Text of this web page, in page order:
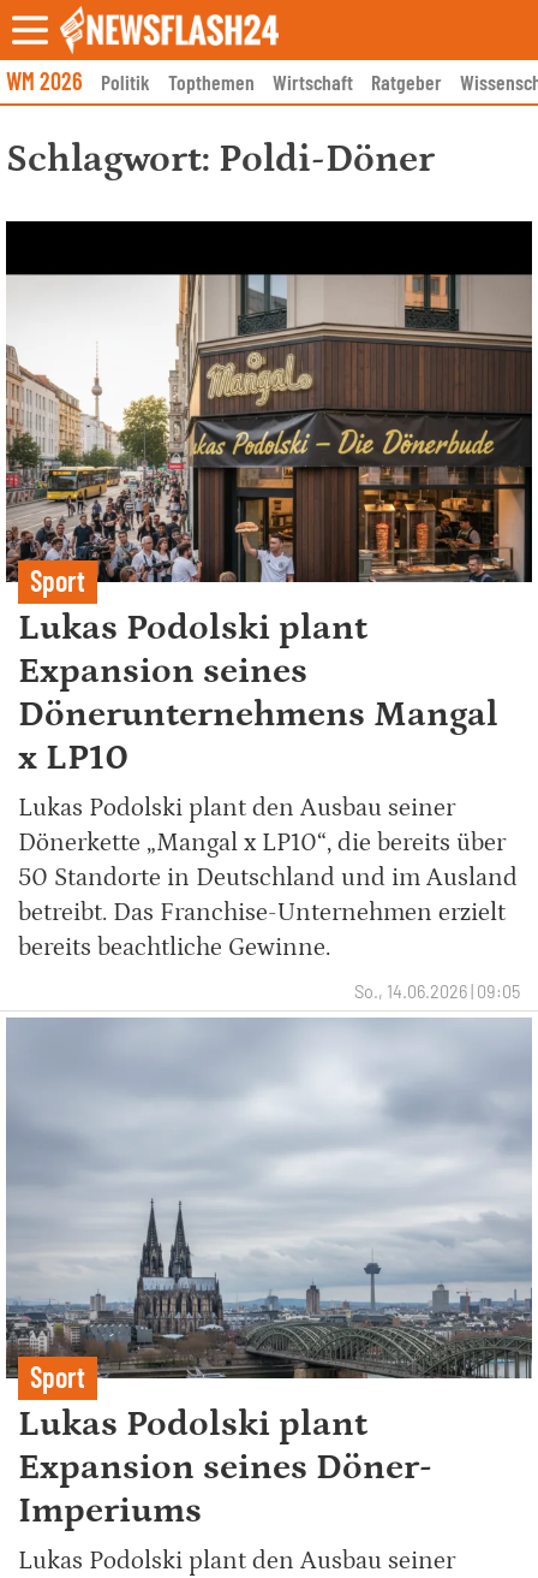
Skip
to
content
WM 2026 Politik Topthemen Wirtschaft Ratgeber
Schlagwort: Poldi-Döner
Sport
Lukas Podolski plant
Expansion seines
Dönerunternehmens Mangal
x LP10
Lukas Podolski plant den Ausbau seiner
Dönerkette „Mangal x LP10“, die bereits über
50 Standorte in Deutschland und im Ausland
betreibt. Das Franchise-Unternehmen erzielt
bereits beachtliche Gewinne.
So., 14.06.2026 | 09:05
Sport
Lukas Podolski plant
Expansion seines Döner-
Imperiums
Lukas Podolski plant den Ausbau seiner